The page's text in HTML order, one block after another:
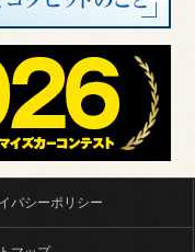
バシーポリシー